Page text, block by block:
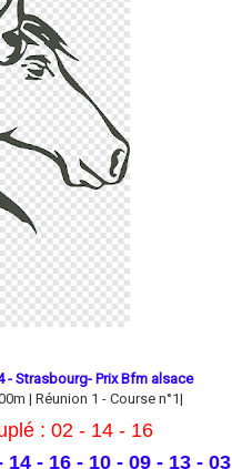
- Strasbourg- Prix Bfm alsace
| Réunion 1 - Course n°1|
: 02 - 14 - 16
- 16 - 10 - 09 - 13 - 03